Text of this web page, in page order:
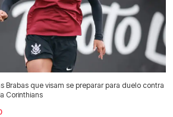
Brabas que visam se preparar para duelo contra
Corinthians